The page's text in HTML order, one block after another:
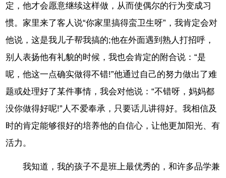
定，他才会愿意继续这样做，从而使偶尔的行为变成习
惯。家里来了客人说“你家里搞得蛮卫生呀”，我肯定会对
他说，这是我儿子帮我搞的;他在外面遇到熟人打招呼，
别人表扬他有礼貌的时候，我也会肯定的附合说：“是
呢，他这一点确实做得不错!”他通过自己的努力做出了难
题或处理好了某件事情，我会对他说：“不错呀，妈妈都
没你做得好呢!”人不爱奉承，只要话儿讲得好。我相信及
时的肯定能够很好的培养他的自信心，让他更加阳光、有
活力。
我知道，我的孩子不是班上最优秀的，和许多品学兼